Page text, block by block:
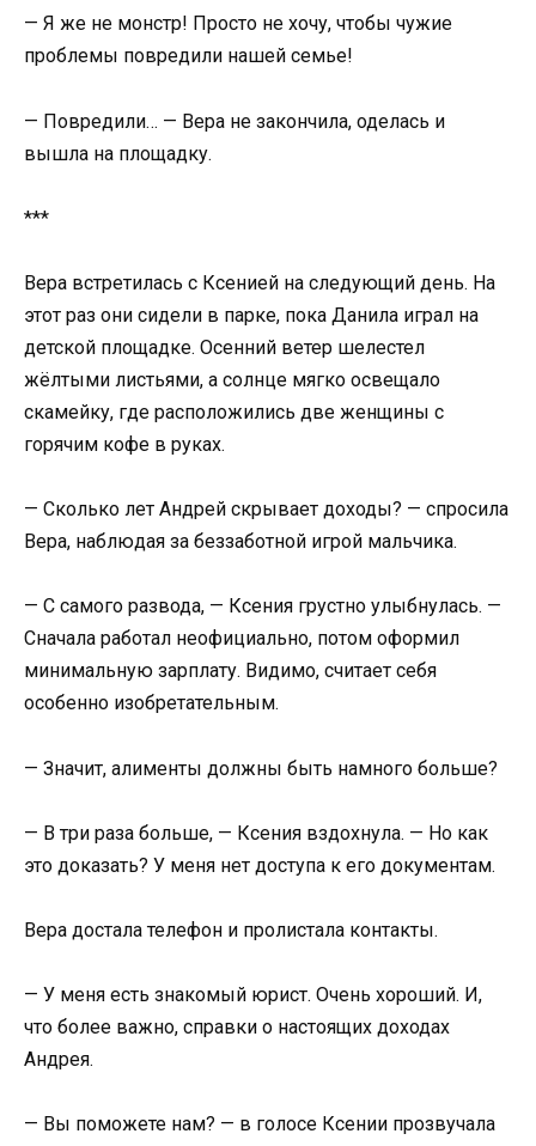
— Я же не монстр! Просто не хочу, чтобы чужие
проблемы повредили нашей семье!
— Повредили… — Вера не закончила, оделась и
вышла на площадку.
***
Вера встретилась с Ксенией на следующий день. На
этот раз они сидели в парке, пока Данила играл на
детской площадке. Осенний ветер шелестел
жёлтыми листьями, а солнце мягко освещало
скамейку, где расположились две женщины с
горячим кофе в руках.
— Сколько лет Андрей скрывает доходы? — спросила
Вера, наблюдая за беззаботной игрой мальчика.
— С самого развода, — Ксения грустно улыбнулась. —
Сначала работал неофициально, потом оформил
минимальную зарплату. Видимо, считает себя
особенно изобретательным.
— Значит, алименты должны быть намного больше?
— В три раза больше, — Ксения вздохнула. — Но как
это доказать? У меня нет доступа к его документам.
Вера достала телефон и пролистала контакты.
— У меня есть знакомый юрист. Очень хороший. И,
что более важно, справки о настоящих доходах
Андрея.
— Вы поможете нам? — в голосе Ксении прозвучала